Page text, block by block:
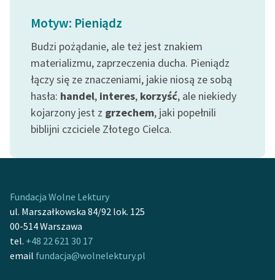
twórców przechodzących
do domeny publicznej,
lektur szkolnych oraz
Starego Testamentu
Odkurzamy bohaterów
Lektur
Kontakt
O projekcie
Zespół
Motyw: Pieniądz
Budzi pożądanie, ale też jest znakiem
materializmu, zaprzeczenia ducha. Pieniądz
łączy się ze znaczeniami, jakie niosą ze sobą
hasła: handel, interes, korzyść, ale niekiedy
kojarzony jest z grzechem, jaki popełnili
biblijni czciciele Złotego Cielca.
Fundacja Wolne Lektury
ul. Marszałkowska 84/92 lok. 125
00-514 Warszawa
tel. +48 22 621 30 17
email fundacja@wolnelektury.pl